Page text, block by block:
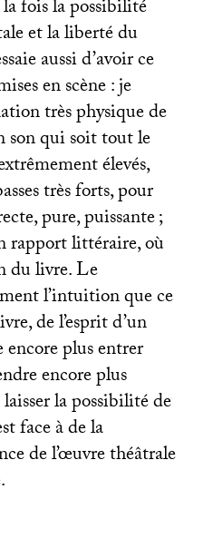
fois la possibilité
et la liberté du
aussi d’avoir ce
en scène : je
très physique de
son qui soit tout le
élevés,
très forts, pour
pure, puissante;
rapport littéraire, où
du livre. Le
l’intuition que ce
de l’esprit d’un
encore plus entrer
encore plus
la possibilité de
face à de la
de l’œuvre théâtrale